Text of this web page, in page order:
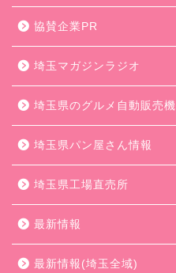
協賛企業PR
埼玉マガジンラジオ
埼玉県のグルメ自動販売機
埼玉県パン屋さん情報
埼玉県工場直売所
最新情報
最新情報(埼玉全域)